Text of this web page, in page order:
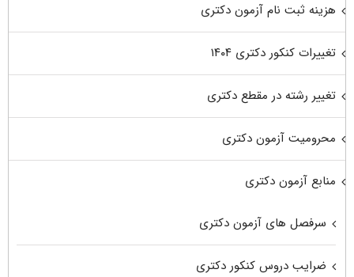
هزینه ثبت نام آزمون دکتری
تغییرات کنکور دکتری ۱۴۰۴
تغییر رشته در مقطع دکتری
محرومیت آزمون دکتری
منابع آزمون دکتری
سرفصل های آزمون دکتری
ضرایب دروس کنکور دکتری